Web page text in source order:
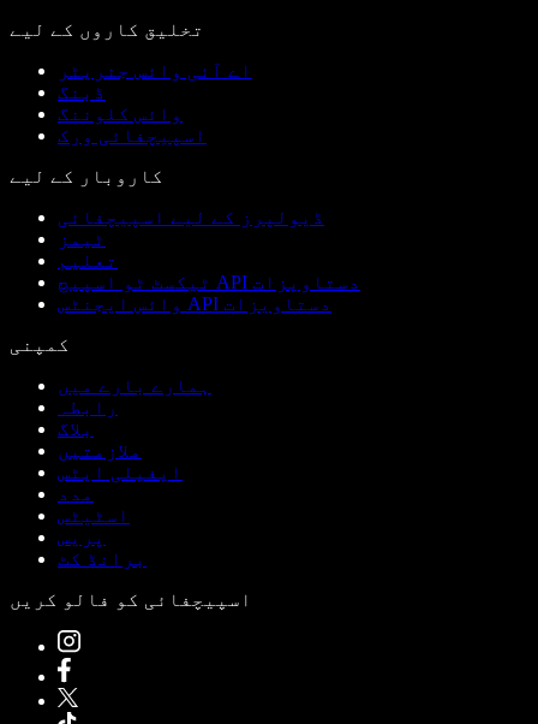
تخلیق کاروں کے لیے
اے آئی وائس جنریٹر
ڈبنگ
وائس کلوننگ
اسپیچفائی ورک
کاروبار کے لیے
ڈیولپرز کے لیے اسپیچفائی
ٹیمز
تعلیم
ٹیکسٹ ٹو اسپیچ API دستاویزات
وائس ایجنٹس API دستاویزات
کمپنی
ہمارے بارے میں
رابطہ
بلاگ
ملازمتیں
ایفیلی ایٹس
مدد
اسٹیٹس
پریس
برانڈ کٹ
اسپیچفائی کو فالو کریں